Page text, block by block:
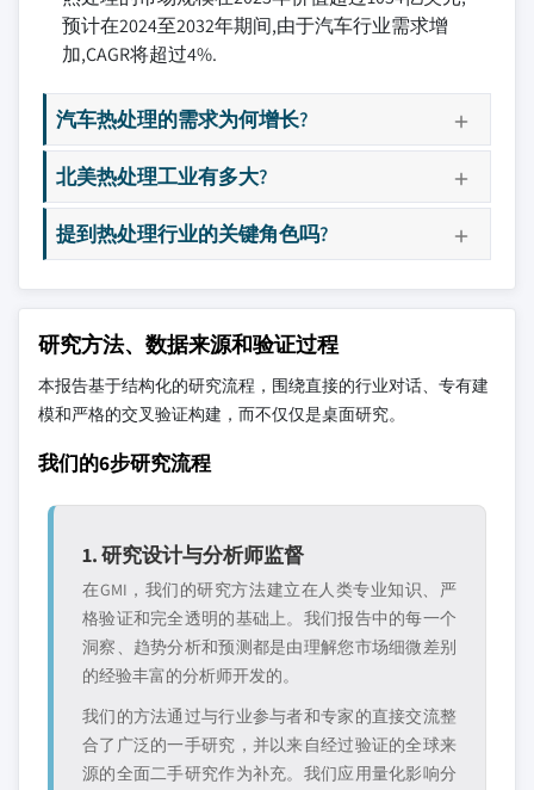
预计在2024至2032年期间,由于汽车行业需求增
加,CAGR将超过4%.
汽车热处理的需求为何增长?
北美热处理工业有多大?
提到热处理行业的关键角色吗?
研究方法、数据来源和验证过程
本报告基于结构化的研究流程，围绕直接的行业对话、专有建
模和严格的交叉验证构建，而不仅仅是桌面研究。
我们的6步研究流程
1. 研究设计与分析师监督
在GMI，我们的研究方法建立在人类专业知识、严
格验证和完全透明的基础上。我们报告中的每一个
洞察、趋势分析和预测都是由理解您市场细微差别
的经验丰富的分析师开发的。
我们的方法通过与行业参与者和专家的直接交流整
合了广泛的一手研究，并以来自经过验证的全球来
源的全面二手研究作为补充。我们应用量化影响分